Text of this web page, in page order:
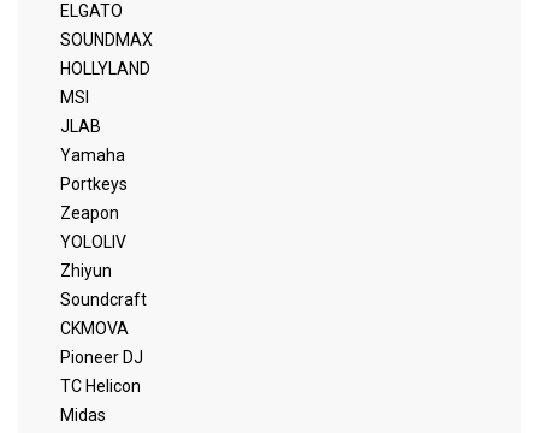
ELGATO
SOUNDMAX
HOLLYLAND
MSI
JLAB
Yamaha
Portkeys
Zeapon
YOLOLIV
Zhiyun
Soundcraft
CKMOVA
Pioneer DJ
TC Helicon
Midas